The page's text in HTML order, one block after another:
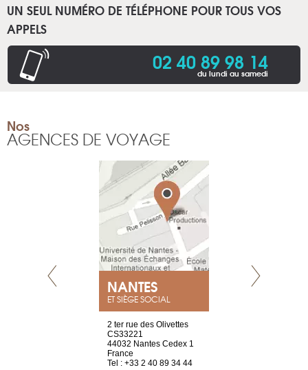
UN SEUL NUMÉRO DE TÉLÉPHONE POUR TOUS VOS
APPELS
02 40 89 98 14
du lundi au samedi
Nos
AGENCES DE VOYAGE
NANTES
ET SIÈGE SOCIAL
2 ter rue des Olivettes
CS33221
44032 Nantes Cedex 1
France
Tel : +33 2 40 89 34 44